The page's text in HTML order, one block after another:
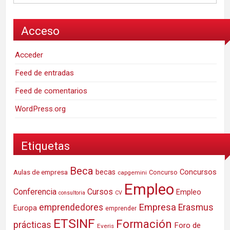
Acceso
Acceder
Feed de entradas
Feed de comentarios
WordPress.org
Etiquetas
Aulas de empresa Beca becas capgemini Concurso Concursos
Conferencia consultoria Cursos CV Empleo Empleo
Europa emprendedores emprender Empresa Erasmus
prácticas ETSINF Everis Formación Foro de